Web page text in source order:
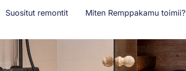
Suositut remontit Miten Remppakamu toimii?